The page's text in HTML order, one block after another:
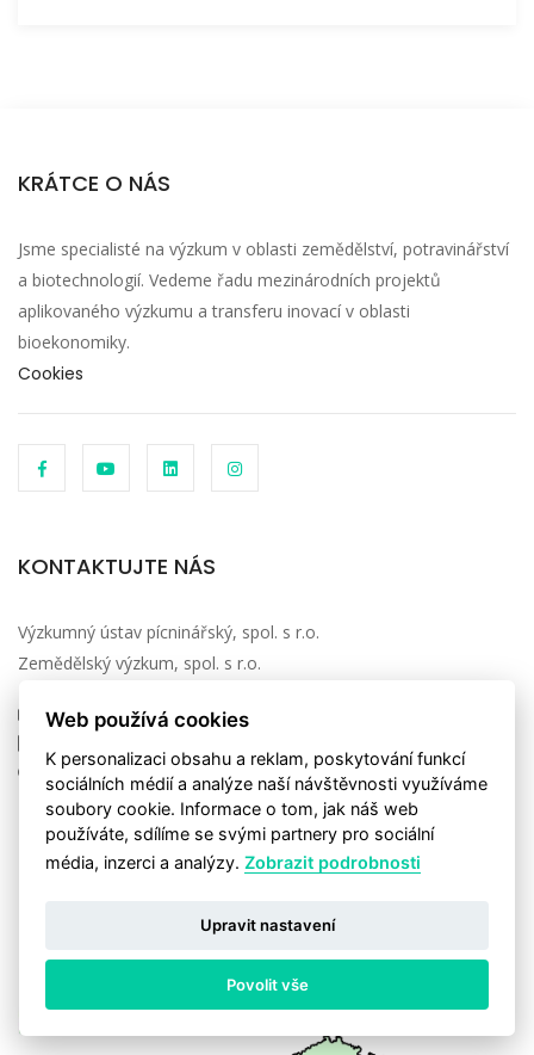
KRÁTCE O NÁS
Jsme specialisté na výzkum v oblasti zemědělství, potravinářství
a biotechnologií. Vedeme řadu mezinárodních projektů
aplikovaného výzkumu a transferu inovací v oblasti
bioekonomiky.
Cookies
KONTAKTUJTE NÁS
Výzkumný ústav pícninářský, spol. s r.o.
Zemědělský výzkum, spol. s r.o.
vupt@vupt.cz
Zahradní 1, 664 41 Troubsko
JSME DRŽITELI CERTIFIKÁTŮ
Web používá cookies
K personalizaci obsahu a reklam, poskytování funkcí
sociálních médií a analýze naší návštěvnosti využíváme
soubory cookie. Informace o tom, jak náš web
používáte, sdílíme se svými partnery pro sociální
média, inzerci a analýzy.Zobrazit podrobnosti
Upravit nastavení
Povolit vše